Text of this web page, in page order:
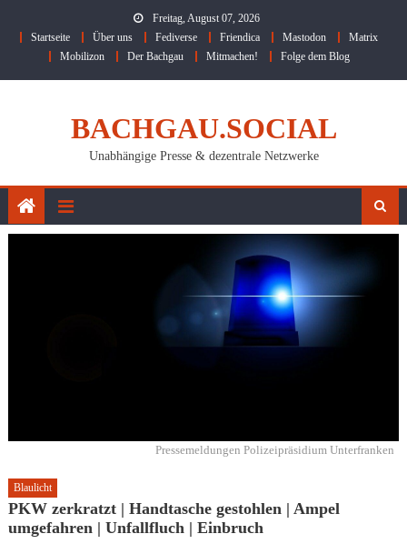
Freitag, August 07, 2026
Startseite
Über uns Fediverse Friendica Mastodon
Matrix
Mobilizon
Der Bachgau Mitmachen! Folge dem Blog
BACHGAU.SOCIAL
Unabhängige Presse & dezentrale Netzwerke
Pressemeldungen Polizeipräsidium Unterfranken
Blaulicht
PKW zerkratzt | Handtasche gestohlen | Ampel
umgefahren | Unfallfluch | Einbruch